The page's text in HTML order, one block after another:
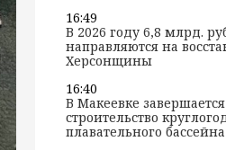
16:49
В 2026 году 6,8 млрд.
направляются на
Херсонщины
16:40
В Макеевке завершается
строительство
плавательного бассейна